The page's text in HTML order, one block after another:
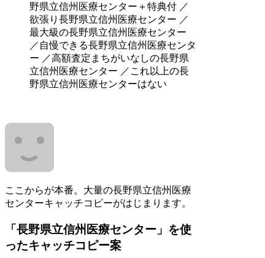
野県立信州医療センター＋特典付 ／
欲張り長野県立信州医療センター ／
最大級の長野県立信州医療センター
／自慢できる長野県立信州医療センタ
ー ／高額査定まちがいなしの長野県
立信州医療センター ／これ以上の長
野県立信州医療センターはない
ここからが本番。大量の長野県立信州医療
センターキャッチコピーがはじまります。
「長野県立信州医療センター」を使
ったキャッチコピー案